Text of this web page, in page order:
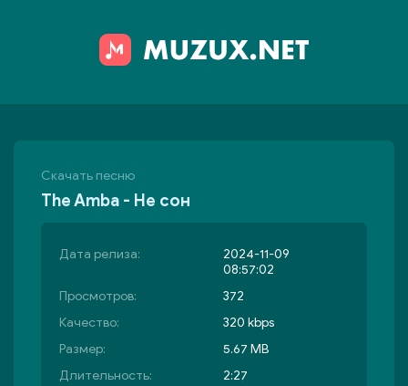
Скачать песню
The Amba - Не сон
Дата релиза:
2024-11-09
08:57:02
Просмотров:
372
Качество:
320 kbps
Размер:
5.67 MB
Длительность:
2:27